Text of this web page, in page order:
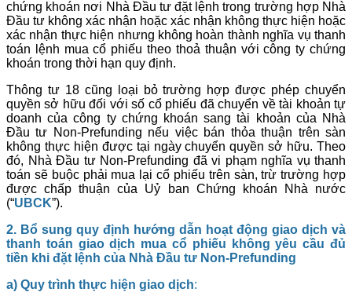
chứng khoán nơi Nhà Đầu tư đặt lệnh trong trường hợp Nhà
Đầu tư không xác nhận hoặc xác nhận không thực hiện hoặc
xác nhận thực hiện nhưng không hoàn thành nghĩa vụ thanh
toán lệnh mua cổ phiếu theo thoả thuận với công ty chứng
khoán trong thời hạn quy định.
Thông tư 18 cũng loại bỏ trường hợp được phép chuyển
quyền sở hữu đối với số cổ phiếu đã chuyển về tài khoản tự
doanh của công ty chứng khoán sang tài khoản của Nhà
Đầu tư Non-Prefunding nếu việc bán thỏa thuận trên sàn
không thực hiện được tại ngày chuyển quyền sở hữu. Theo
đó, Nhà Đầu tư Non-Prefunding đã vi phạm nghĩa vụ thanh
toán sẽ buộc phải mua lại cổ phiếu trên sàn, trừ trường hợp
được chấp thuận của Uỷ ban Chứng khoán Nhà nước
(“UBCK”).
2. Bổ sung quy định hướng dẫn hoạt động giao dịch và
thanh toán giao dịch mua cổ phiếu không yêu cầu đủ
tiền khi đặt lệnh của Nhà Đầu tư Non-Prefunding
a) Quy trình thực hiện giao dịch: